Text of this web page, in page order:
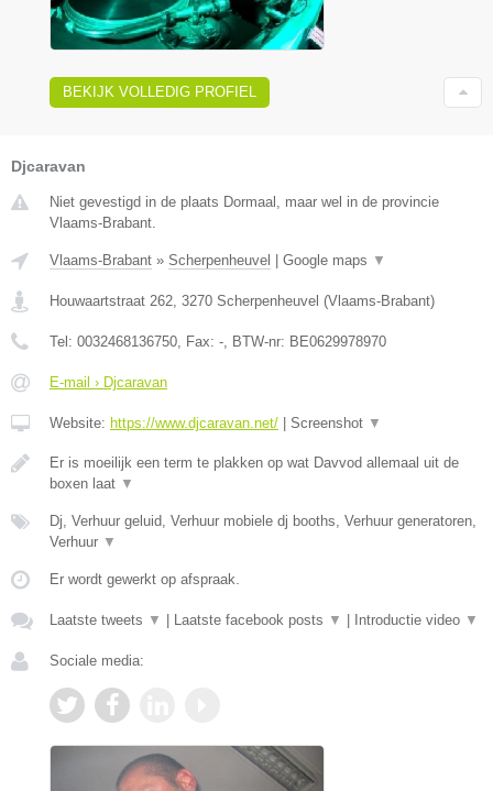
BEKIJK VOLLEDIG PROFIEL
Djcaravan
Niet gevestigd in de plaats Dormaal, maar wel in de provincie
Vlaams-Brabant.
Vlaams-Brabant » Scherpenheuvel | Google maps ▼
Houwaartstraat 262 3270 Scherpenheuvel (Vlaams-Brabant)
Tel: 0032468136750 , Fax: - , BTW-nr: BE0629978970
E-mail › Djcaravan
Website: https://www.djcaravan.net/ | Screenshot ▼
Er is moeilijk een term te plakken op wat Davvod allemaal uit de
boxen laat ▼
Dj, Verhuur geluid, Verhuur mobiele dj booths, Verhuur generatoren,
Verhuur ▼
Er wordt gewerkt op afspraak.
Laatste tweets ▼ | Laatste facebook posts ▼ | Introductie video ▼
Sociale media: